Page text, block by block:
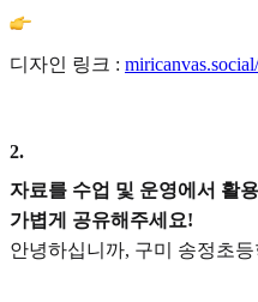
디자인 링크 :
2.
자료를 수업 및 운영에서 활
가볍게 공유해주세요!
안녕하십니까, 구미 송정초